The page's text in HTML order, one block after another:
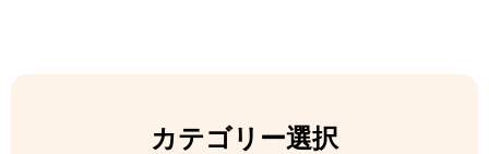
カテゴリー選択